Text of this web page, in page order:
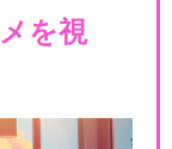
を視